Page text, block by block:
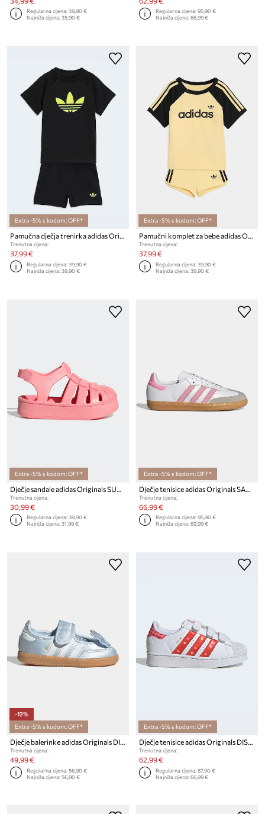
Regularna cijena:39,90 €
Najniža cijena:35,90 €
Regularna cijena:95,90 €
Najniža cijena:66,99 €
Extra -5% s kodom: OFF*
Pamučna dječja trenirka adidas Originals
Trenutna cijena:
37,99 €
Regularna cijena:39,90 €
Najniža cijena:39,90 €
Extra -5% s kodom: OFF*
Pamučni komplet za bebe adidas Originals
Trenutna cijena:
37,99 €
Regularna cijena:39,90 €
Najniža cijena:39,90 €
Extra -5% s kodom: OFF*
Trenutna cijena:
30,99 €
Regularna cijena:39,90 €
Najniža cijena:31,99 €
Extra -5% s kodom: OFF*
Trenutna cijena:
66,99 €
Regularna cijena:95,90 €
Najniža cijena:69,99 €
-12%
Extra -5% s kodom: OFF*
Dječje balerinke adidas Originals DISNEY SAMBA JANE
Trenutna cijena:
49,99 €
Regularna cijena:56,90 €
Najniža cijena:56,90 €
Extra -5% s kodom: OFF*
Dječje tenisice adidas Originals DISNEY SUPERSTAR LED LIGHTS
Trenutna cijena:
62,99 €
Regularna cijena:87,90 €
Najniža cijena:66,99 €